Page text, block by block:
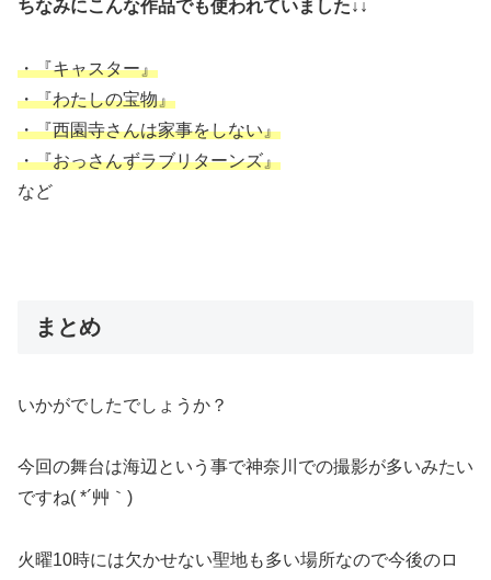
ちなみにこんな作品でも使われていました↓↓
・『キャスター』
・『わたしの宝物』
・『西園寺さんは家事をしない』
・『おっさんずラブリターンズ』
など
まとめ
いかがでしたでしょうか？
今回の舞台は海辺という事で神奈川での撮影が多いみたい
ですね( *´艸｀)
火曜10時には欠かせない聖地も多い場所なので今後のロ